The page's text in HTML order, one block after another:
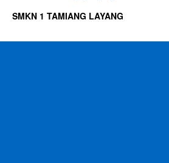
SMKN 1 TAMIANG LAYANG